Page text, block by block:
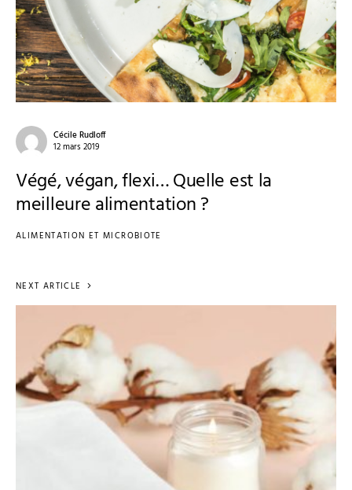
Cécile Rudloff
12 mars 2019
Végé, végan, flexi… Quelle est la
meilleure alimentation ?
ALIMENTATION ET MICROBIOTE
NEXT ARTICLE